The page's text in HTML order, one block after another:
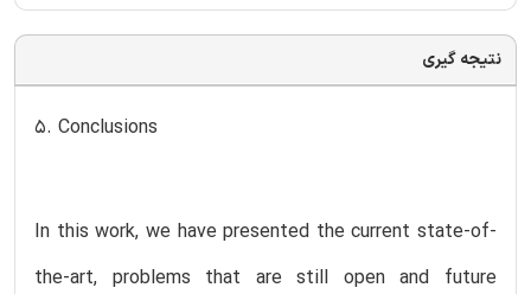
نتیجه گیری
5. Conclusions
In this work, we have presented the current state-of-
the-art, problems that are still open and future